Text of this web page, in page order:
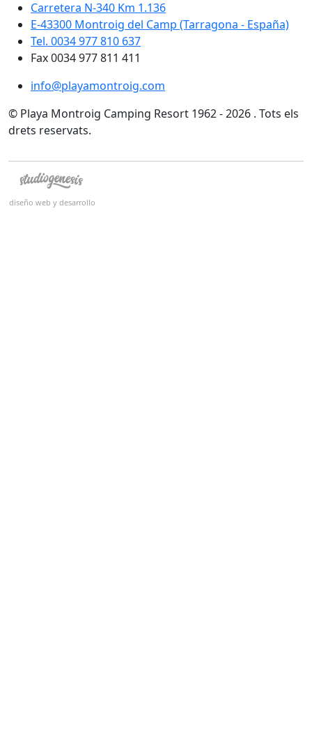
Carretera N-340 Km 1.136
E-43300 Montroig del Camp (Tarragona - España)
Tel. 0034 977 810 637
Fax 0034 977 811 411
info@playamontroig.com
© Playa Montroig Camping Resort 1962 - 2026 . Tots els
drets reservats.